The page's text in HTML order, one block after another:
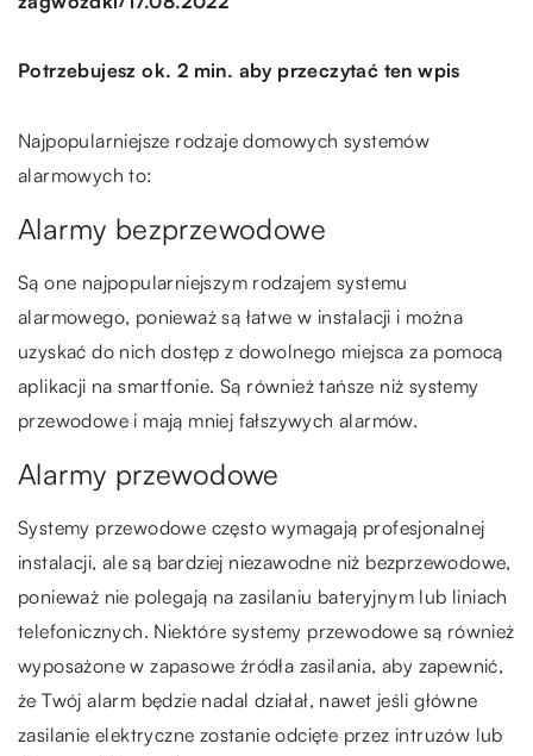
Potrzebujesz ok. 2 min. aby przeczytać ten wpis
Najpopularniejsze rodzaje domowych systemów
alarmowych to:
Alarmy bezprzewodowe
Są one najpopularniejszym rodzajem systemu
alarmowego, ponieważ są łatwe w instalacji i można
uzyskać do nich dostęp z dowolnego miejsca za pomocą
aplikacji na smartfonie. Są również tańsze niż systemy
przewodowe i mają mniej fałszywych alarmów.
Alarmy przewodowe
Systemy przewodowe często wymagają profesjonalnej
instalacji, ale są bardziej niezawodne niż bezprzewodowe,
ponieważ nie polegają na zasilaniu bateryjnym lub liniach
telefonicznych. Niektóre systemy przewodowe są również
wyposażone w zapasowe źródła zasilania, aby zapewnić,
że Twój alarm będzie nadal działał, nawet jeśli główne
zasilanie elektryczne zostanie odcięte przez intruzów lub